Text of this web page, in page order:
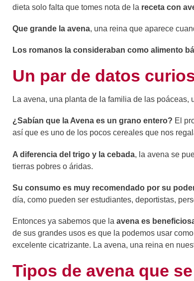
dieta solo falta que tomes nota de la receta con
Que grande la avena, una reina que aparece
Los romanos la consideraban como alimento
Un par de datos
La avena, una planta de la familia de las
¿Sabían que la Avena es un grano entero? El
así que es uno de los pocos cereales que nos
A diferencia del trigo y la cebada, la avena se
tierras pobres o áridas.
Su consumo es muy recomendado por su
día, como pueden ser estudiantes, deportistas,
Entonces ya sabemos que la avena es
de sus grandes usos es que la podemos usar
excelente cicatrizante. La avena, una reina en
Tipos de avena que